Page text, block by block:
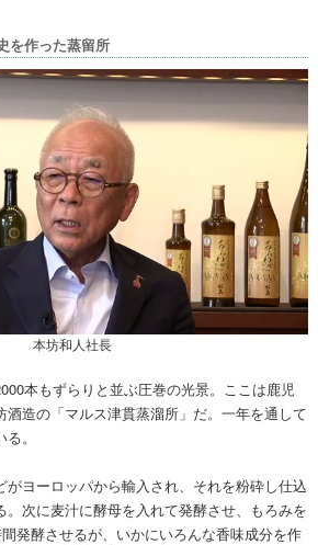
を作った蒸留所
本坊和人社長
本もずらりと並ぶ圧巻の光景。ここは鹿児
造の「マルス津貫蒸溜所」だ。一年を通して
。
がヨーロッパから輸入され、それを粉砕し仕込
次に麦汁に酵母を入れて発酵させ、もろみを
発酵させるが、いかにいろんな香味成分を作